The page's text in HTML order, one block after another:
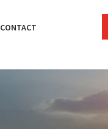
CONTACT